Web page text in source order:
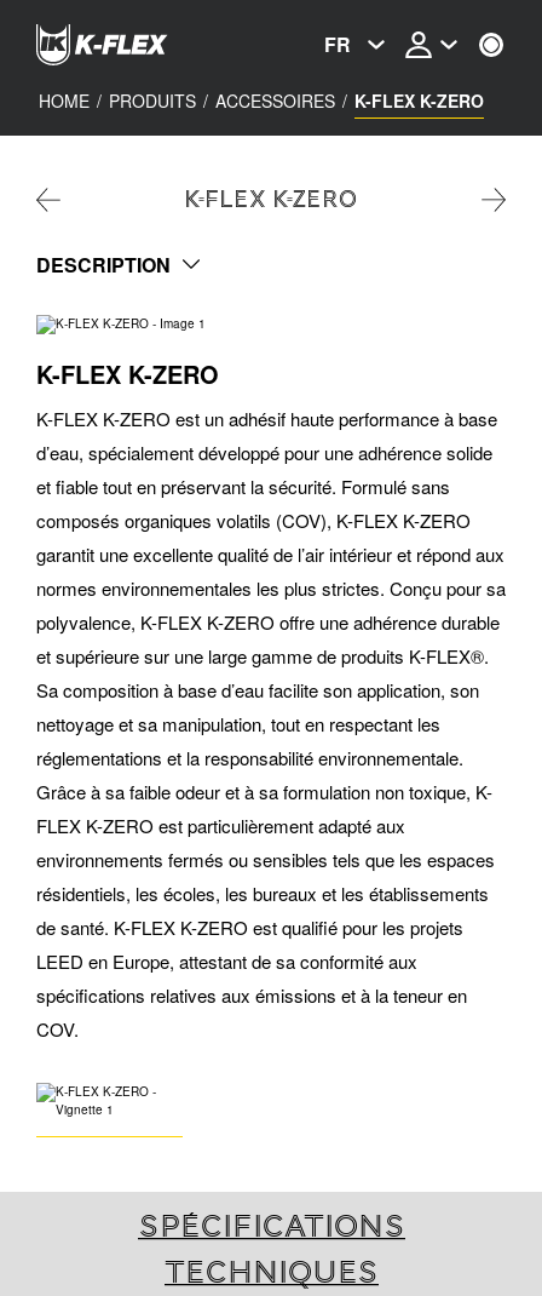
content
FR
HOME / PRODUITS / ACCESSOIRES / K-FLEX K-ZERO
K-FLEX K-ZERO
DESCRIPTION
K-FLEX K-ZERO
K-FLEX K-ZERO est un adhésif haute performance à base
d’eau, spécialement développé pour une adhérence solide
et fiable tout en préservant la sécurité. Formulé sans
composés organiques volatils (COV), K-FLEX K-ZERO
garantit une excellente qualité de l’air intérieur et répond aux
normes environnementales les plus strictes. Conçu pour sa
polyvalence, K-FLEX K-ZERO offre une adhérence durable
et supérieure sur une large gamme de produits K-FLEX®.
Sa composition à base d’eau facilite son application, son
nettoyage et sa manipulation, tout en respectant les
réglementations et la responsabilité environnementale.
Grâce à sa faible odeur et à sa formulation non toxique, K-
FLEX K-ZERO est particulièrement adapté aux
environnements fermés ou sensibles tels que les espaces
résidentiels, les écoles, les bureaux et les établissements
de santé. K-FLEX K-ZERO est qualifié pour les projets
LEED en Europe, attestant de sa conformité aux
spécifications relatives aux émissions et à la teneur en
COV.
Spécifications
techniques